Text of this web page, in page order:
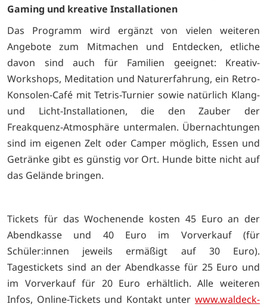
Gaming und kreative Installationen
Das Programm wird ergänzt von vielen weiteren
Angebote zum Mitmachen und Entdecken, etliche
davon sind auch für Familien geeignet: Kreativ-
Workshops, Meditation und Naturerfahrung, ein Retro-
Konsolen-Café mit Tetris-Turnier sowie natürlich Klang-
und Licht-Installationen, die den Zauber der
Freakquenz-Atmosphäre untermalen. Übernachtungen
sind im eigenen Zelt oder Camper möglich, Essen und
Getränke gibt es günstig vor Ort. Hunde bitte nicht auf
das Gelände bringen.
Tickets für das Wochenende kosten 45 Euro an der
Abendkasse und 40 Euro im Vorverkauf (für
Schüler:innen jeweils ermäßigt auf 30 Euro).
Tagestickets sind an der Abendkasse für 25 Euro und
im Vorverkauf für 20 Euro erhältlich. Alle weiteren
Infos, Online-Tickets und Kontakt unter www.waldeck-